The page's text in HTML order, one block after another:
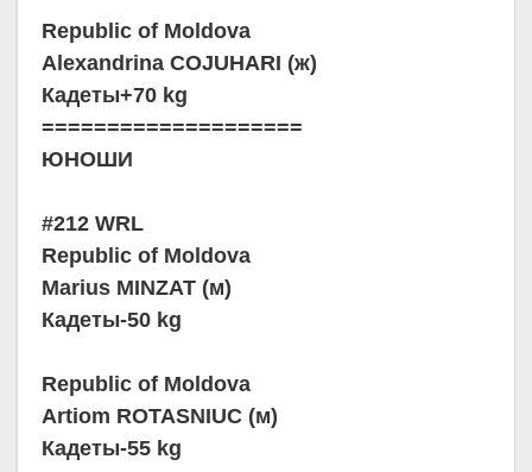
Republic of Moldova
Alexandrina COJUHARI (ж)
Кадеты+70 kg
====================
ЮНОШИ
#212 WRL
Republic of Moldova
Marius MINZAT (м)
Кадеты-50 kg
Republic of Moldova
Artiom ROTASNIUC (м)
Кадеты-55 kg